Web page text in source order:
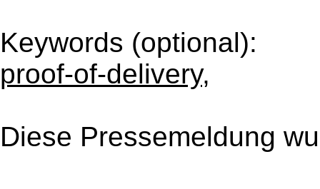
Keywords (optional):
proof-of-delivery,
Diese Pressemeldung